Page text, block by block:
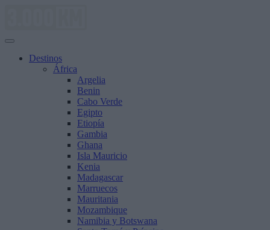
Destinos
África
Argelia
Benin
Cabo Verde
Egipto
Etiopía
Gambia
Ghana
Isla Mauricio
Kenia
Madagascar
Marruecos
Mauritania
Mozambique
Namibia y Botswana